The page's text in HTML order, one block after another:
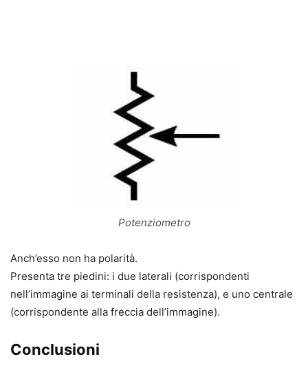
Potenziometro
Anch’esso non ha polarità.
Presenta tre piedini: i due laterali (corrispondenti
nell’immagine ai terminali della resistenza), e uno centrale
(corrispondente alla freccia dell’immagine).
Conclusioni